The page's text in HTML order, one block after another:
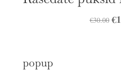
€30.00 €
popup